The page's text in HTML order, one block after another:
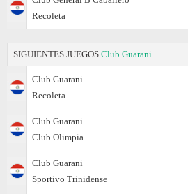
Recoleta
SIGUIENTES JUEGOS Club Guarani
Club Guarani
Recoleta
Club Guarani
Club Olimpia
Club Guarani
Sportivo Trinidense